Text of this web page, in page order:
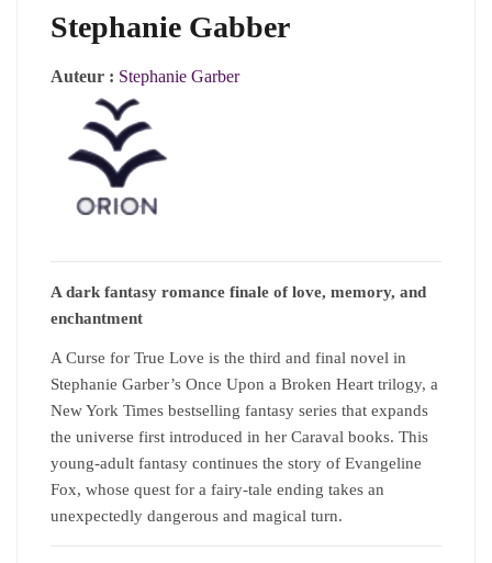
Stephanie Gabber
Auteur : Stephanie Garber
A dark fantasy romance finale of love, memory, and
enchantment
A Curse for True Love is the third and final novel in
Stephanie Garber’s Once Upon a Broken Heart trilogy, a
New York Times bestselling fantasy series that expands
the universe first introduced in her Caraval books. This
young-adult fantasy continues the story of Evangeline
Fox, whose quest for a fairy-tale ending takes an
unexpectedly dangerous and magical turn.